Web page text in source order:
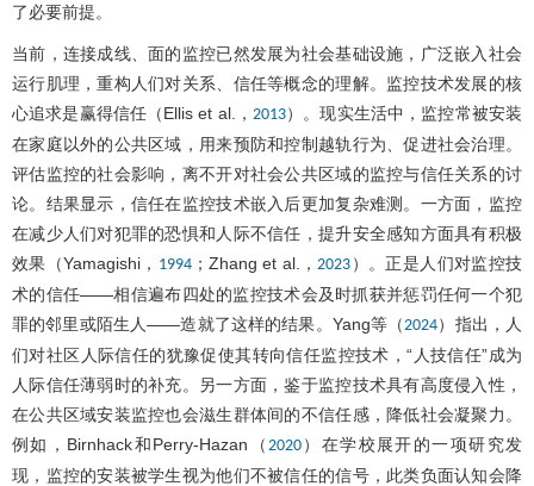
了必要前提。
当前，连接成线、面的监控已然发展为社会基础设施，广泛嵌入社会
运行肌理，重构人们对关系、信任等概念的理解。监控技术发展的核
心追求是赢得信任（Ellis et al.， 2013）。现实生活中，监控常被安装
在家庭以外的公共区域，用来预防和控制越轨行为、促进社会治理。
评估监控的社会影响，离不开对社会公共区域的监控与信任关系的讨
论。结果显示，信任在监控技术嵌入后更加复杂难测。一方面，监控
在减少人们对犯罪的恐惧和人际不信任，提升安全感知方面具有积极
效果（Yamagishi， 1994；Zhang et al.， 2023 ）。正是人们对监控技
术的信任——相信遍布四处的监控技术会及时抓获并惩罚任何一个犯
罪的邻里或陌生人——造就了这样的结果。Yang等（2024）指出，人
们对社区人际信任的犹豫促使其转向信任监控技术，“人技信任”成为
人际信任薄弱时的补充。另一方面，鉴于监控技术具有高度侵入性，
在公共区域安装监控也会滋生群体间的不信任感，降低社会凝聚力。
例如，Birnhack和Perry-Hazan（ 2020）在学校展开的一项研究发
现，监控的安装被学生视为他们不被信任的信号，此类负面认知会降